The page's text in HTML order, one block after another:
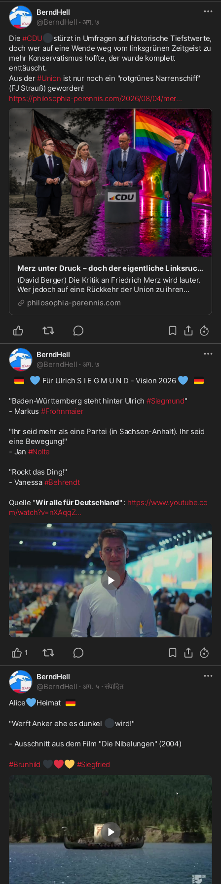
BerndHell
@BerndHell · अग. ७
Die #CDU⚫️stürzt in Umfragen auf historische Tiefstwerte,
doch wer auf eine Wende weg vom linksgrünen Zeitgeist zu
mehr Konservatismus hoffte, der wurde komplett
enttäuscht.
Aus der #Union ist nur noch ein "rotgrünes Narrenschiff"
(FJ Strauß) geworden!
https://philosophia-perennis.com/2026/08/04/mer...
Merz unter Druck – doch der eigentliche Linksruck der CDU bleibt unangetastet
(David Berger) Die Kritik an Friedrich Merz wird lauter.
Wer jedoch auf eine Rückkehr der Union zu ihren
konservativen Grundüberzeugungen hofft, wird
enttäuscht werden: Der innerparteiliche Streit dreht
sich überwiegend um Details und Personalfragen,...
philosophia-perennis.com
BerndHell
@BerndHell · अग. ७
🇩🇪 💙 Für Ulrich S I E G M U N D - Vision 2026 💙 🇩🇪
"Baden-Württemberg steht hinter Ulrich #Siegmund"
- Markus #Frohnmaier
"Ihr seid mehr als eine Partei (in Sachsen-Anhalt). Ihr seid
eine Bewegung!"
- Jan #Nolte
"Rockt das Ding!"
- Vanessa #Behrendt
Quelle "Wir alle für Deutschland" : https://www.youtube.co
m/watch?v=nXAqqZ...
5:05
1
BerndHell
@BerndHell · अग. ५ · संपादित
Alice💙Heimat 🇩🇪
"Werft Anker ehe es dunkel ⚫wird!"
- Ausschnitt aus dem Film "Die Nibelungen" (2004)
#Brunhild 🖤❤️💛 #Siegfried
1:31